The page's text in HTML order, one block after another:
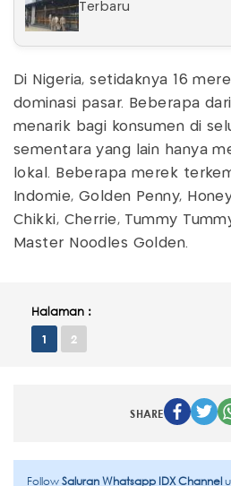
Terbaru
Di Nigeria, setidaknya 16
dominasi pasar. Beberapa
menarik bagi konsumen di
sementara yang lain hanya
lokal. Beberapa merek
Indomie, Golden Penny,
Chikki, Cherrie, Tummy
Master Noodles Golden.
Halaman :
1 2
SHARE
FollowSaluran Whatsapp IDX Channel